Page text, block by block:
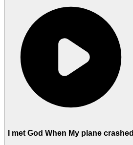
I met God When My plane crashed